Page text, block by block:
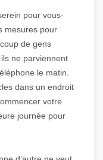
pour vous-
mesures pour
de gens
ne parviennent
le matin.
dans un endroit
votre
journée pour